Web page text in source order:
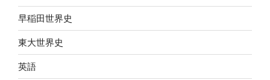
早稲田世界史
東大世界史
英語